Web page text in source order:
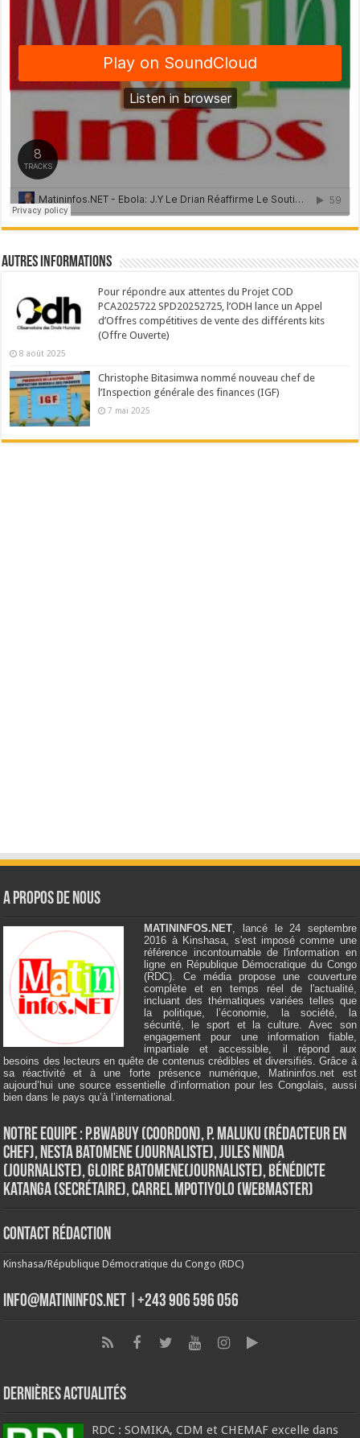
Autres Informations
Pour répondre aux attentes du Projet COD
PCA2025722 SPD20252725, l’ODH lance un Appel
d’Offres compétitives de vente des différents kits
(Offre Ouverte)
8 août 2025
Christophe Bitasimwa nommé nouveau chef de
l’Inspection générale des finances (IGF)
7 mai 2025
A Propos de Nous
MATININFOS.NET , lancé le 24 septembre
2016 à Kinshasa, s'est imposé comme une
référence incontournable de l'information en
ligne en République Démocratique du Congo
(RDC). Ce média propose une couverture
complète et en temps réel de l'actualité,
incluant des thématiques variées telles que
la politique, l’économie, la société, la
sécurité, le sport et la culture. Avec son
engagement pour une information fiable,
impartiale et accessible, il répond aux
besoins des lecteurs en quête de contenus crédibles et diversifiés. Grâce à
sa réactivité et à une forte présence numérique, Matininfos.net est
aujourd’hui une source essentielle d’information pour les Congolais, aussi
bien dans le pays qu’à l’international.
Notre Equipe : P.Bwabuy (Coordon), P. Maluku (Rédacteur en
Chef), Nesta Batomene (Journaliste), Jules Ninda
(Journaliste), Gloire Batomene(Journaliste), Bénédicte
Katanga (Secrétaire), Carrel Mpotiyolo (Webmaster)
Contact Rédaction
Kinshasa/République Démocratique du Congo (RDC)
info@matininfos.net |+243 906 596 056
Dernières Actualités
RDC : SOMIKA, CDM et CHEMAF excelle dans